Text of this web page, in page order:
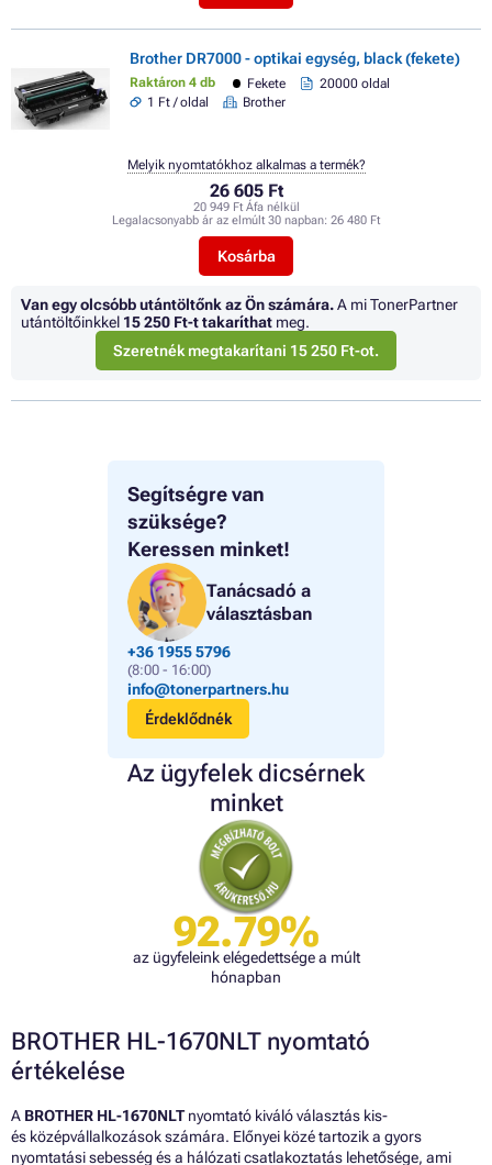
Segítségre van
szüksége?
Keressen minket!
Tanácsadó a
választásban
+36 1955 5796
(8:00 - 16:00)
info@tonerpartners.hu
Érdeklődnék
Az ügyfelek dicsérnek
minket
92.79%
az ügyfeleink elégedettsége a múlt
hónapban
Brother DR7000 - optikai egység, black (fekete)
Raktáron 4 db Fekete
20000 oldal
1 Ft / oldal
Brother
26 605 Ft
20 949 Ft Áfa nélkül
Legalacsonyabb ár az elmúlt 30 napban: 26 480 Ft
Kosárba
Melyik nyomtatókhoz alkalmas a termék?
Van egy olcsóbb utántöltőnk az Ön számára.A mi TonerPartner
utántöltőinkkel 15 250 Ft-t takaríthat meg.
Szeretnék megtakarítani 15 250 Ft-ot.
BROTHER HL-1670NLT nyomtató
értékelése
A BROTHER HL-1670NLTnyomtató kiváló választás kis-
és középvállalkozások számára. Előnyei közé tartozik a gyors
nyomtatási sebesség és a hálózati csatlakoztatás lehetősége, ami